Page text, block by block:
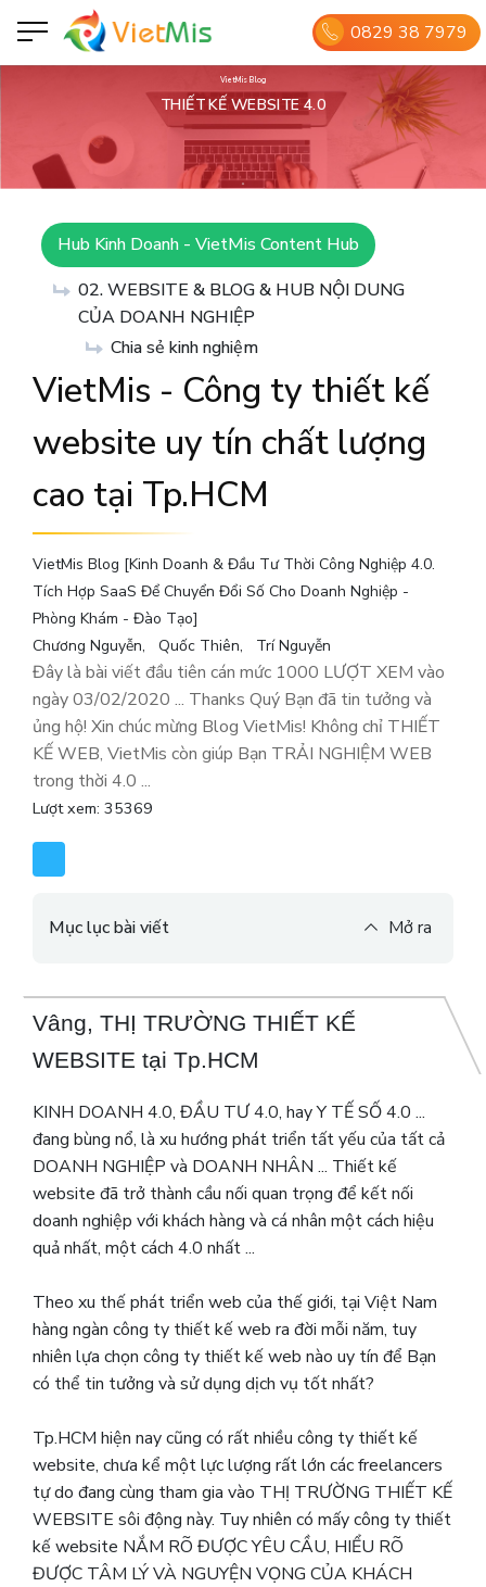
0829 38 7979
VietMis Blog
THIẾT KẾ WEBSITE 4.0
Hub Kinh Doanh - VietMis Content Hub
02. WEBSITE & BLOG & HUB NỘI DUNG
CỦA DOANH NGHIỆP
Chia sẻ kinh nghiệm
VietMis - Công ty thiết kế
website uy tín chất lượng
cao tại Tp.HCM
VietMis Blog [Kinh Doanh & Đầu Tư Thời Công Nghiệp 4.0.
Tích Hợp SaaS Để Chuyển Đổi Số Cho Doanh Nghiệp -
Phòng Khám - Đào Tạo]
Chương Nguyễn
Quốc Thiên Trí Nguyễn
Đây là bài viết đầu tiên cán mức 1000 LƯỢT XEM vào
ngày 03/02/2020 ... Thanks Quý Bạn đã tin tưởng và
ủng hộ! Xin chúc mừng Blog VietMis! Không chỉ THIẾT
KẾ WEB, VietMis còn giúp Bạn TRẢI NGHIỆM WEB
trong thời 4.0 ...
Lượt xem: 35369
Mục lục bài viết Mở ra
Vâng, THỊ TRƯỜNG THIẾT KẾ
WEBSITE tại Tp.HCM
KINH DOANH 4.0, ĐẦU TƯ 4.0, hay Y TẾ SỐ 4.0 ...
đang bùng nổ, là xu hướng phát triển tất yếu của tất cả
DOANH NGHIỆP và DOANH NHÂN ... Thiết kế
website đã trở thành cầu nối quan trọng để kết nối
doanh nghiệp với khách hàng và cá nhân một cách hiệu
quả nhất, một cách 4.0 nhất ...
Theo xu thế phát triển web của thế giới, tại Việt Nam
hàng ngàn công ty thiết kế web ra đời mỗi năm, tuy
nhiên lựa chọn công ty thiết kế web nào uy tín để Bạn
có thể tin tưởng và sử dụng dịch vụ tốt nhất?
Tp.HCM hiện nay cũng có rất nhiều công ty thiết kế
website, chưa kể một lực lượng rất lớn các freelancers
tự do đang cùng tham gia vào THỊ TRƯỜNG THIẾT KẾ
WEBSITE sôi động này. Tuy nhiên có mấy công ty thiết
kế website NẮM RÕ ĐƯỢC YÊU CẦU, HIỂU RÕ
ĐƯỢC TÂM LÝ VÀ NGUYỆN VỌNG CỦA KHÁCH